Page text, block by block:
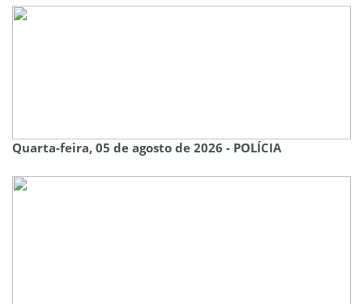
Quarta-feira, 05 de agosto de 2026 - POLÍCIA